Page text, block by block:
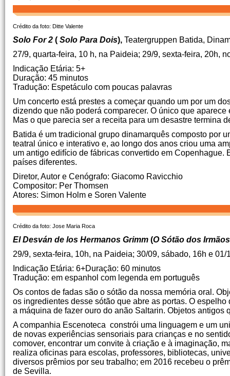
Crédito da foto: Ditte Valente
Solo For 2 ( Solo Para Dois), Teatergruppen Batida,
27/9, quarta-feira, 10 h, na Paideia; 29/9, sexta-feira, 20h,
Indicação Etária: 5+
Duração: 45 minutos
Tradução: Espetáculo com poucas palavras
Um concerto está prestes a começar quando um por um
dizendo que não poderá comparecer. O único que
Mas o que parecia ser a receita para um desastre termina
Batida é um tradicional grupo dinamarquês composto por
teatral único e interativo e, ao longo dos anos criou uma
um antigo edifício de fábricas convertido em
países diferentes.
Diretor, Autor e Cenógrafo: Giacomo Ravicchio
Compositor: Per Thomsen
Atores: Simon Holm e Soren Valente
Crédito da foto: Jose Maria Roca
El Desván de los Hermanos Grimm (O Sótão dos
29/9, sexta-feira, 10h, na Paideia; 30/09, sábado, 16h e
Indicação Etária: 6+Duração: 60 minutos
Tradução: em espanhol com legenda em português
Os contos de fadas são o sótão da nossa memória oral.
os ingredientes desse sótão que abre as portas. O
a máquina de fazer ouro do anão Saltarin. Objetos
A companhia Escenoteca constrói uma linguagem e um
de novas experiências sensoriais para crianças e no
comover, encontrar um convite à criação e à imaginação,
realiza oficinas para escolas, professores, bibliotecas,
diversos prêmios por seu trabalho; em 2016 recebeu o
de Sevilla.